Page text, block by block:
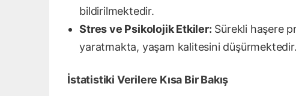
bildirilmektedir.
Stres ve Psikolojik Etkiler: Sürekli haşere
yaratmakta, yaşam kalitesini düşürmektedir.
İstatistiki Verilere Kısa Bir Bakış